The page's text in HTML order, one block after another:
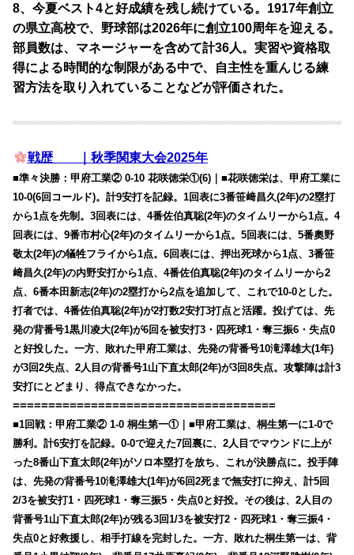
8、今夏ベスト4と好成績を残し続けている。1917年創立
の県立高校で、野球部は2026年に創立100周年を迎える。
部員数は、マネージャーを含めて計36人。実習や資格取
得による時間的な制限がある中で、自主性を重んじる練
習方法を取り入れていることなどが評価された。
戦歴 ｜秋季関東大会2025年
■準々決勝：甲府工業② 0-10 花咲徳栄①(6)｜■花咲徳栄は、甲府工業に
10-0(6回コールド)。計9安打を記録。1回表に3番笹﨑昌久(2年)の2塁打
から1点を先制。3回表には、4番佐伯真聡(2年)のタイムリーから1点。4
回表には、9番市村心(2年)のタイムリーから1点。5回表には、5番奧野
敬太(2年)の犠牲フライから1点。6回表には、押出死球から1点、3番笹
﨑昌久(2年)の内野安打から1点、4番佐伯真聡(2年)のタイムリーから2
点、6番本田新志(2年)の2塁打から2点を追加して、これで10-0とした。
打者では、4番佐伯真聡(2年)が2打数2安打3打点と活躍。投げては、先
発の背番号1黒川凌大(2年)が6回を被安打3・四死球1・奪三振6・失点0
と好投した。一方、敗れた甲府工業は、先発の背番号10滝澤雄大(1年)
が3回2失点、2人目の背番号1山下直太郎(2年)が3回8失点。攻撃陣は計3
安打にとどまり、得点できなかった。
=====================================
■1回戦：甲府工業② 1-0 桐生第一①｜■甲府工業は、桐生第一に1-0で
勝利。計6安打を記録。0-0で迎えた7回裏に、2人目でマウンドに上が
った8番山下直太郎(2年)がソロ本塁打を放ち、これが決勝点に。投手陣
は、先発の背番号10滝澤雄大(1年)が6回2死まで無安打に抑え、計5回
2/3を被安打1・四死球1・奪三振5・失点0と好投。その後は、2人目の
背番号1山下直太郎(2年)が残る3回1/3を被安打2・四死球1・奪三振4・
失点0と好救援し、相手打線を完封した。一方、敗れた桐生第一は、背